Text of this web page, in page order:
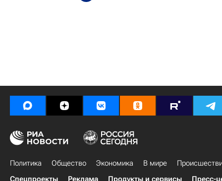
Политика Общество Экономика В мире
Спецпроекты
Реклама Продукты и сервисы Пресс-